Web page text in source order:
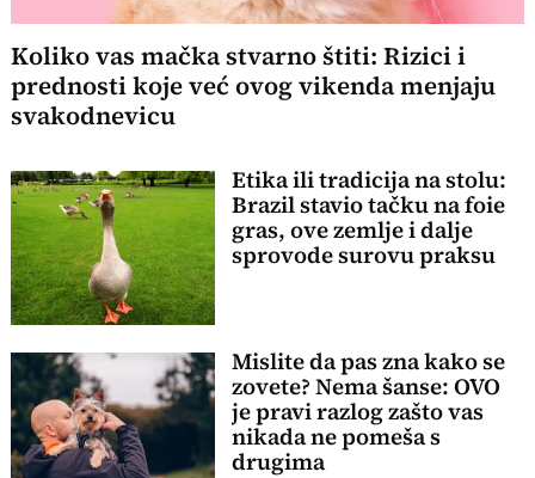
Koliko vas mačka stvarno štiti: Rizici i
prednosti koje već ovog vikenda menjaju
svakodnevicu
Etika ili tradicija na stolu:
Brazil stavio tačku na foie
gras, ove zemlje i dalje
sprovode surovu praksu
Mislite da pas zna kako se
zovete? Nema šanse: OVO
je pravi razlog zašto vas
nikada ne pomeša s
drugima